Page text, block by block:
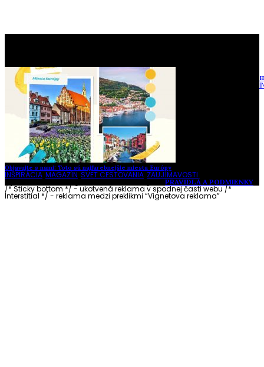
Objavujte s nami: Toto sú najfarebnejšie miesta Európy
INŠPIRÁCIA MAGAZÍN SVET CESTOVANIA ZAUJÍMAVOSTI
PRAVIDLÁ A PODMIENKY
/* Sticky bottom */ - ukotvená reklama v spodnej časti webu/*
Interstitial */ - reklama medzi preklikmi “Vignetova reklama”